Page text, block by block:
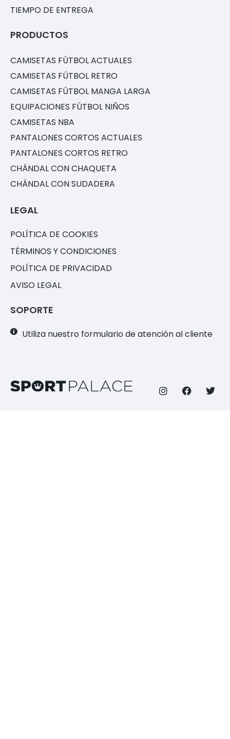
TIEMPO DE ENTREGA
PRODUCTOS
CAMISETAS FÚTBOL ACTUALES
CAMISETAS FÚTBOL RETRO
CAMISETAS FÚTBOL MANGA LARGA
EQUIPACIONES FÚTBOL NIÑOS
CAMISETAS NBA
PANTALONES CORTOS ACTUALES
PANTALONES CORTOS RETRO
CHÁNDAL CON CHAQUETA
CHÁNDAL CON SUDADERA
LEGAL
POLÍTICA DE COOKIES
TÉRMINOS Y CONDICIONES
POLÍTICA DE PRIVACIDAD
AVISO LEGAL
SOPORTE
Utiliza nuestro formulario de atención al cliente